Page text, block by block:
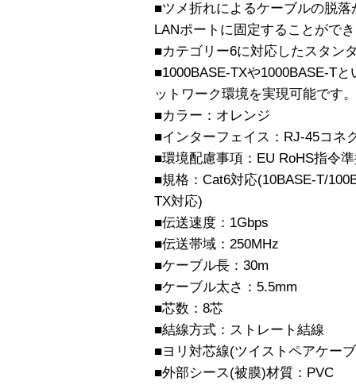
■ツメ折れによるケーブルの脱
LANポートに固定することがで
■カテゴリー6に対応したスタン
■1000BASE-TXや1000BASE-T
ットワーク環境を実現可能です。
■カラー：オレンジ
■インターフェイス：RJ-45コネ
■環境配慮事項：EU RoHS指令
■規格：Cat6対応(10BASE-T/
TX対応)
■伝送速度：1Gbps
■伝送帯域：250MHz
■ケーブル長：30m
■ケーブル太さ：5.5mm
■芯数：8芯
■結線方式：ストレート結線
■ヨリ対芯線(ツイストペアケー
■外部シース(被膜)材質：PVC